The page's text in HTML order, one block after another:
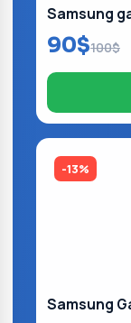
Samsung
90$100$
-13%
Samsung